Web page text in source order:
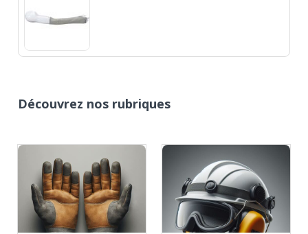
Découvrez nos rubriques